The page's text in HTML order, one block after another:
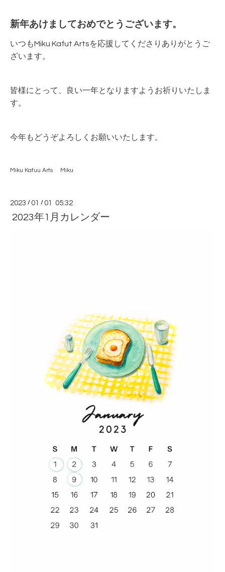
新年あけましておめでとうございます。
いつもMiku Kafut Artsを応援してくださりありがとうご
ざいます。
皆様にとって、良い一年となりますようお祈りいたしま
す。
今年もどうぞよろしくお願いいたします。
Miku Kafuu Arts Miku
2023 /01 /01 05:32
2023年1月カレンダー